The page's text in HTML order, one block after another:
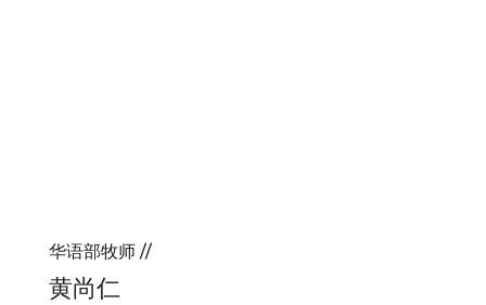
华语部牧师 //
黄尚仁